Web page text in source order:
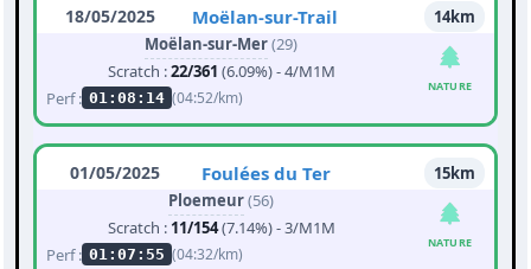
18/05/2025 Moëlan-sur-Trail
14km
Moëlan-sur-Mer(29)
Scratch :22/361 (6.09%) - 4/M1M
Perf : 01:08:14 (04:52/km)
NATURE
01/05/2025 Foulées du Ter
15km
Ploemeur(56)
Scratch : 11/154(7.14%) - 3/M1M
Perf : 01:07:55 (04:32/km)
NATURE